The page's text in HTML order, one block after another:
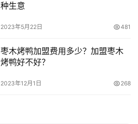
种生意
2023年5月22日 481
枣木烤鸭加盟费用多少？加盟枣木
烤鸭好不好？
2023年12月1日 268